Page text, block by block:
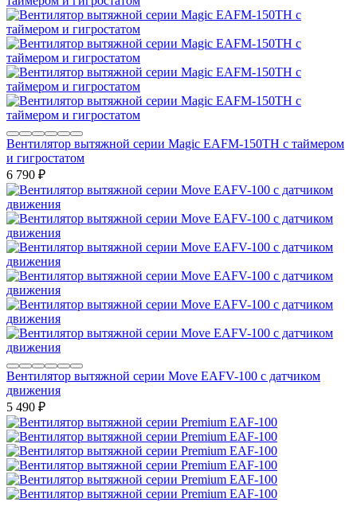
Вентилятор вытяжной серии Magic EAFM-150TH с таймером
и гигростатом
6 790 ₽
Вентилятор вытяжной серии Move EAFV-100 с датчиком
движения
5 490 ₽